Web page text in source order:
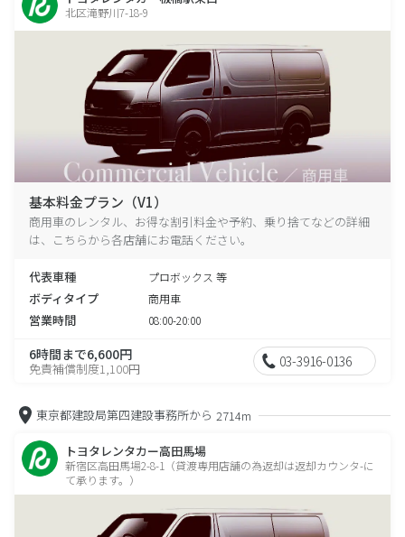
北区滝野川7-18-9
基本料金プラン（V1）
商用車のレンタル、お得な割引料金や予約、乗り捨てなどの詳細
は、こちらから各店舗にお電話ください。
代表車種 プロボックス 等
ボディタイプ 商用車
営業時間 08:00-20:00
6時間まで6,600円
免責補償制度1,100円 03-3916-0136
東京都建設局第四建設事務所から 2714m
トヨタレンタカー高田馬場
新宿区高田馬場2-8-1（貸渡専用店舗の為返却は返却カウンタ-に
て承ります。）